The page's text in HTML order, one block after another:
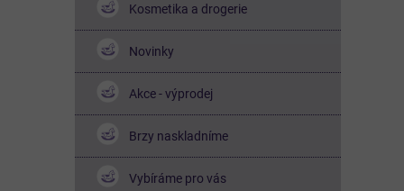
Kosmetika a drogerie
Novinky
Akce - výprodej
Brzy naskladníme
Vybíráme pro vás